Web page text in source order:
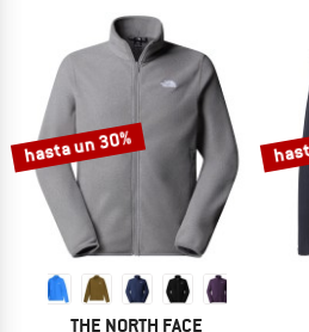
hasta un 30%
THE NORTH FACE